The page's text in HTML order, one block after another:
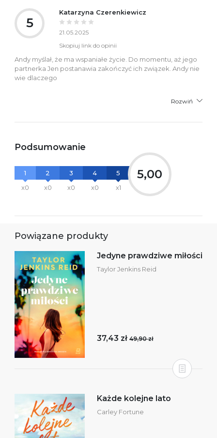
5
Katarzyna Czerenkiewicz
21.05.2025
Skopiuj link do opinii
Andy myślał, że ma wspaniałe życie. Do momentu, aż jego
partnerka Jen postanawia zakończyć ich związek. Andy nie
wie dlaczego
Rozwiń
Podsumowanie
1
x0
2
x0
3
x0
4
x0
5
x1
5,00
Powiązane produkty
Jedyne prawdziwe miłości
Taylor Jenkins Reid
37,43 zł 49,90 zł
Każde kolejne lato
Carley Fortune